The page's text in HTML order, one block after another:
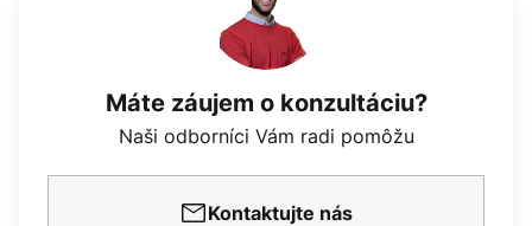
Máte záujem o konzultáciu?
Naši odborníci Vám radi pomôžu
Kontaktujte nás